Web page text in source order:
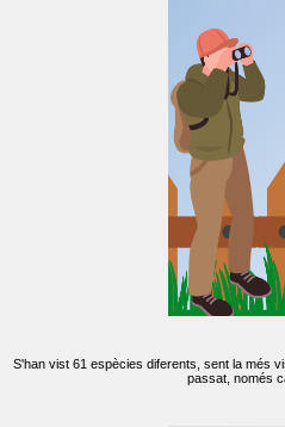
S'han vist 61 espècies diferents, sent la més
passat, només